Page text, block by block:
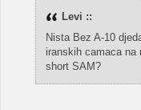
Levi ::
Nista Bez A-10
iranskih camaca na
short SAM?